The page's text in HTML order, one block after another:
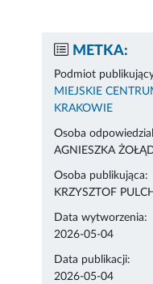
METKA:
Podmiot
MIEJSKIE
KRAKOWIE
Osoba
AGNIESZKA
Osoba publikująca:
KRZYSZTOF
Data wytworzenia:
2026-05-04
Data publikacji:
2026-05-04